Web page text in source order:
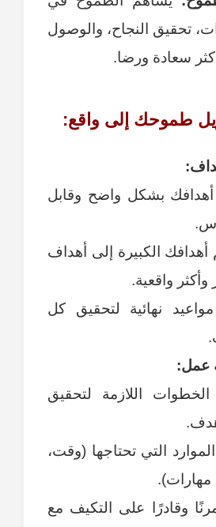
تحقيق النجاح، والوصول
سعادة ورضا.
طموحك إلى واقع:
بشكل واضح وقابل
الكبيرة إلى أهداف
وأكثر واقعية.
نهائية لتحقيق كل
عمل:
اللازمة لتحقيق
التي تحتاجها (وقت،
مهارات).
وقادرًا على التكيف مع